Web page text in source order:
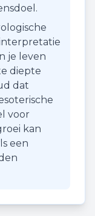
je leven
diepte
dat
voor
kan
een